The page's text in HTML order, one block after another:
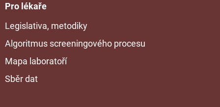
Pro lékaře
Legislativa, metodiky
Algoritmus screeningového procesu
Mapa laboratoří
Sběr dat